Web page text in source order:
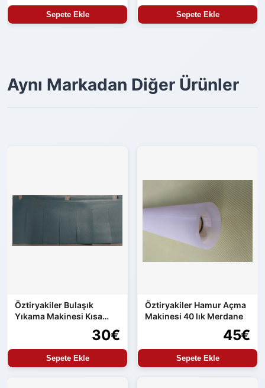
Sepete Ekle Sepete Ekle
Aynı Markadan Diğer Ürünler
Öztiryakiler Bulaşık
Yıkama Makinesi Kısa
30€
Sepete Ekle
Öztiryakiler Hamur Açma
Makinesi 40 lık Merdane
45€
Sepete Ekle